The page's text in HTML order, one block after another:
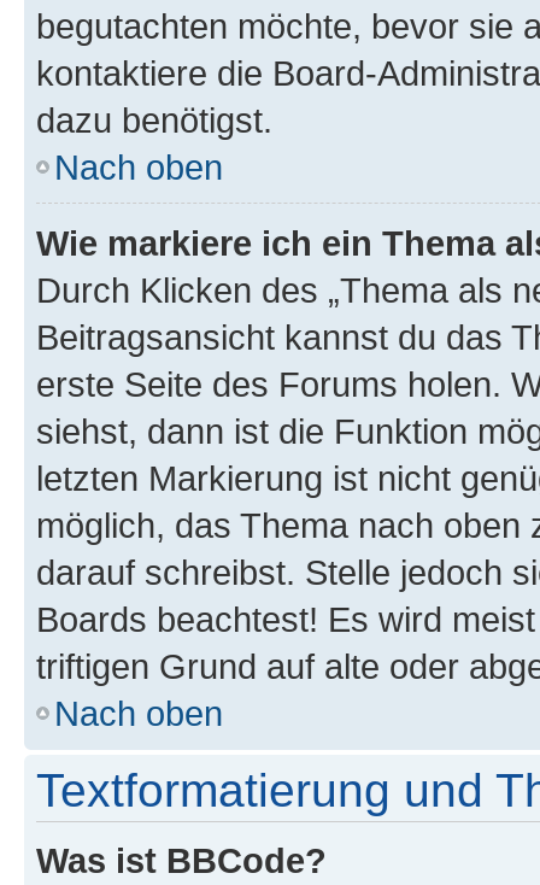
begutachten möchte, bevor sie
kontaktiere die Board-
dazu benötigst.
Nach oben
Wie markiere ich ein Thema
Durch Klicken des „Thema als
Beitragsansicht kannst du das
erste Seite des Forums holen.
siehst, dann ist die Funktion
letzten Markierung ist nicht
möglich, das Thema nach oben
darauf schreibst. Stelle jedoch
Boards beachtest! Es wird
triftigen Grund auf alte oder
Nach oben
Textformatierung und
Was ist BBCode?